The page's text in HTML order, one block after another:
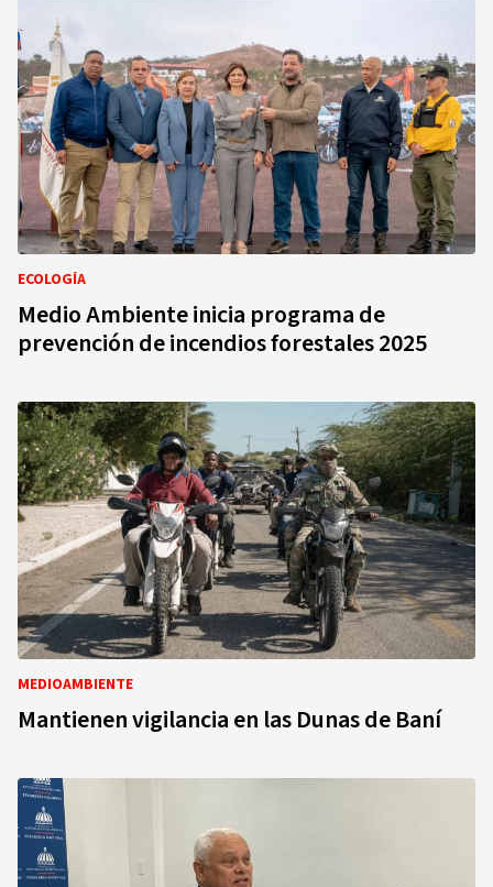
ECOLOGÍA
Medio Ambiente inicia programa de
prevención de incendios forestales 2025
MEDIOAMBIENTE
Mantienen vigilancia en las Dunas de Baní